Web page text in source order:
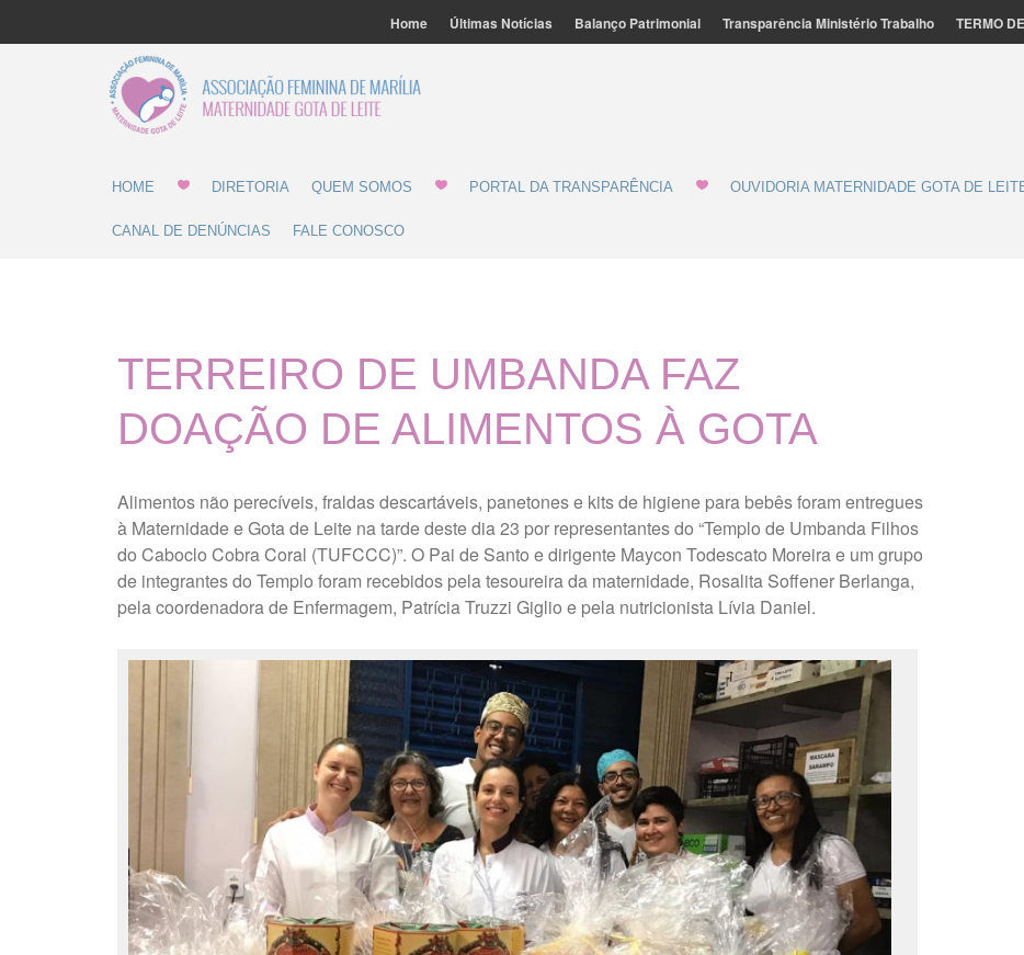
Home Últimas Notícias Balanço Patrimonial Transparência Ministério Trabalho TERMO
HOME DIRETORIA QUEM SOMOS PORTAL DA TRANSPARÊNCIA OUVIDORIA MATERNIDADE GOTA DE
CANAL DE DENÚNCIAS FALE CONOSCO
TERREIRO DE UMBANDA FAZ
DOAÇÃO DE ALIMENTOS À GOTA
Alimentos não perecíveis, fraldas descartáveis, panetones e kits de higiene para bebês foram entregues
à Maternidade e Gota de Leite na tarde deste dia 23 por representantes do “Templo de Umbanda Filhos
do Caboclo Cobra Coral (TUFCCC)”. O Pai de Santo e dirigente Maycon Todescato Moreira e um grupo
de integrantes do Templo foram recebidos pela tesoureira da maternidade, Rosalita Soffener Berlanga,
pela coordenadora de Enfermagem, Patrícia Truzzi Giglio e pela nutricionista Lívia Daniel.